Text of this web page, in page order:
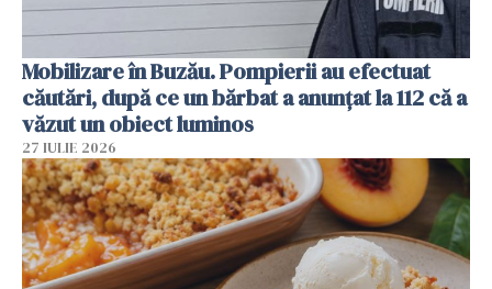
Mobilizare în Buzău. Pompierii au efectuat
căutări, după ce un bărbat a anunțat la 112 că a
văzut un obiect luminos
27 IULIE 2026